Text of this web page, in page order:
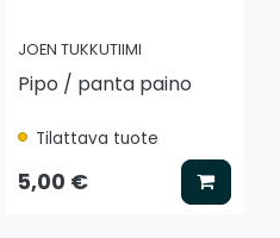
koriin
JOEN TUKKUTIIMI
Pipo / panta paino
Tilattava tuote
5,00 € Lisää